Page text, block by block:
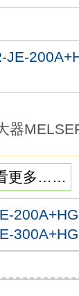
JE-
器
服放大器
通讯的完
合，大化
能MR-JE-
更多……